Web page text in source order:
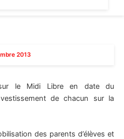
2013
le Midi Libre en date du
de chacun sur la
des parents d’élèves et